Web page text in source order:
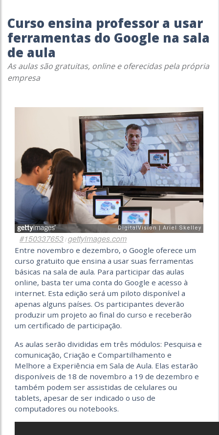
Curso ensina professor a usar
ferramentas do Google na sala
de aula
As aulas são gratuitas, online e oferecidas pela própria
empresa
#150337653/gettyimages.com
Entre novembro e dezembro, o Google oferece um
curso gratuito que ensina a usar suas ferramentas
básicas na sala de aula. Para participar das aulas
online, basta ter uma conta do Google e acesso à
internet. Esta edição será um piloto disponível a
apenas alguns países. Os participantes deverão
produzir um projeto ao final do curso e receberão
um certificado de participação.
As aulas serão divididas em três módulos: Pesquisa e
comunicação, Criação e Compartilhamento e
Melhore a Experiência em Sala de Aula. Elas estarão
disponíveis de 18 de novembro a 19 de dezembro e
também podem ser assistidas de celulares ou
tablets, apesar de ser indicado o uso de
computadores ou notebooks.